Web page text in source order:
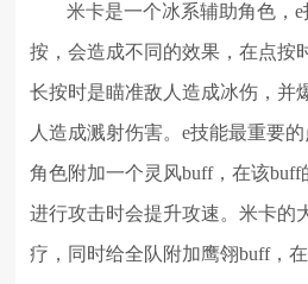
米卡是一个冰系辅助角色，
按，会造成不同的效果，在点按
长按时是瞄准敌人造成冰伤，并
人造成溅射伤害。e技能最重要
角色附加一个灵风buff，在该
进行攻击时会提升攻速。米卡的
疗，同时给全队附加鹰翎buff，